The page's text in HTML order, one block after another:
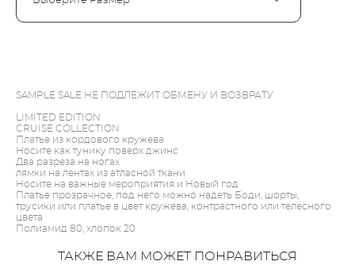
SAMPLE SALE НЕ ПОДЛЕЖИТ ОБМЕНУ И ВОЗВРАТУ
LIMITED EDITION
CRUISE COLLECTION
Платье из кордового кружева
Носите как тунику поверх джинс
Два разреза на ногах
лямки на лентах из атласной ткани
Носите на важные мероприятия и Новый год
Платье прозрачное, под него можно надеть Боди, шорты,
трусики или платье в цвет кружева, контрастного или телесного
цвета
Полиамид 80, хлопок 20
ТАКЖЕ ВАМ МОЖЕТ ПОНРАВИТЬСЯ